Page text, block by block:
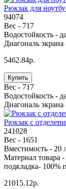
Рюкзак для
94074
Вес - 717
Водостойкость - да
Диагональ экрана
5462.84р.
Купить
Вес - 717
Водостойкость - да
Диагональ экрана
Рюкзак с
241028
Вес - 1651
Вместимость - 20
Материал товара -
подкладка- 100%
21015.12р.